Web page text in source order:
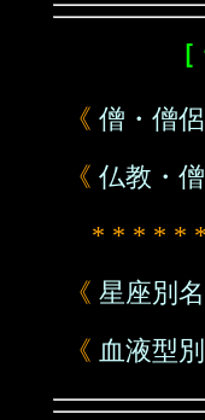
《 僧・僧
《 仏教・
* * * * *
《 星座別
《 血液型